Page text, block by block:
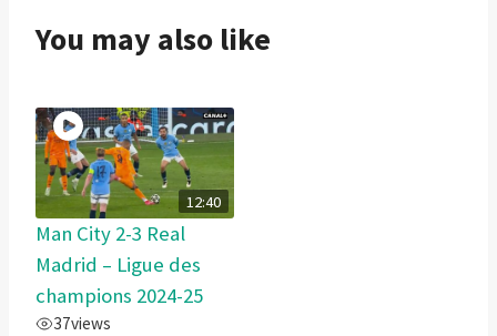
You may also like
12:40
Man City 2-3 Real
Madrid – Ligue des
champions 2024-25
37views